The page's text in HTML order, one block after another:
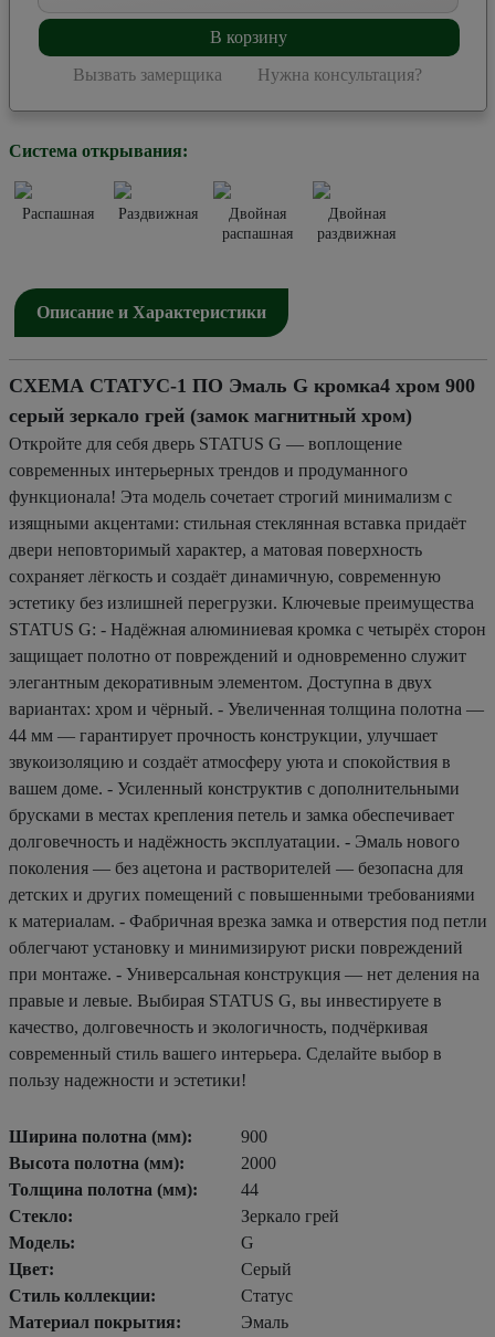
В корзину
Вызвать замерщика
Нужна консультация?
Система открывания:
Распашная Раздвижная
Двойная
распашная
Двойная
раздвижная
Описание и Характеристики
СХЕМА СТАТУС-1 ПО Эмаль G кромка4 хром 900
серый зеркало грей (замок магнитный хром)
Откройте для себя дверь STATUS G — воплощение
современных интерьерных трендов и продуманного
функционала! Эта модель сочетает строгий минимализм с
изящными акцентами: стильная стеклянная вставка придаёт
двери неповторимый характер, а матовая поверхность
сохраняет лёгкость и создаёт динамичную, современную
эстетику без излишней перегрузки. Ключевые преимущества
STATUS G: - Надёжная алюминиевая кромка с четырёх сторон
защищает полотно от повреждений и одновременно служит
элегантным декоративным элементом. Доступна в двух
вариантах: хром и чёрный. - Увеличенная толщина полотна —
44 мм — гарантирует прочность конструкции, улучшает
звукоизоляцию и создаёт атмосферу уюта и спокойствия в
вашем доме. - Усиленный конструктив с дополнительными
брусками в местах крепления петель и замка обеспечивает
долговечность и надёжность эксплуатации. - Эмаль нового
поколения — без ацетона и растворителей — безопасна для
детских и других помещений с повышенными требованиями
к материалам. - Фабричная врезка замка и отверстия под петли
облегчают установку и минимизируют риски повреждений
при монтаже. - Универсальная конструкция — нет деления на
правые и левые. Выбирая STATUS G, вы инвестируете в
качество, долговечность и экологичность, подчёркивая
современный стиль вашего интерьера. Сделайте выбор в
пользу надежности и эстетики!
Ширина полотна (мм):
900
Высота полотна (мм):
2000
Толщина полотна (мм):
44
Стекло:
Зеркало грей
Модель:
G
Цвет:
Серый
Стиль коллекции:
Статус
Материал покрытия:
Эмаль